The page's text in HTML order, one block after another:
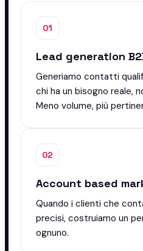
01
Lead generation
Generiamo contatti
chi ha un bisogno reale,
Meno volume, più
02
Account based
Quando i clienti che
precisi, costruiamo un
ognuno.